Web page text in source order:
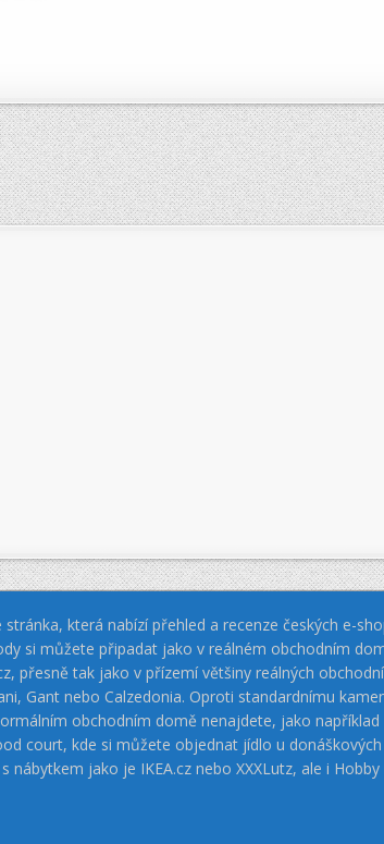
stránka, která nabízí přehled a recenze českých e-
si můžete připadat jako v reálném obchodním
přesně tak jako v přízemí většiny reálných
Gant nebo Calzedonia. Oproti standardnímu
obchodním domě nenajdete, jako
court, kde si můžete objednat jídlo u
nábytkem jako je IKEA.cz nebo XXXLutz, ale i